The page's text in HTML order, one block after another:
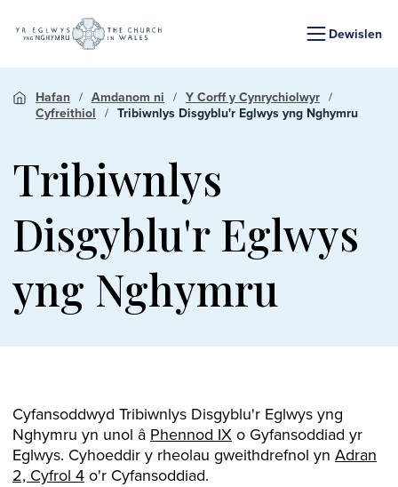
Dewislen
Hafan Amdanom ni
Y Corff y Cynrychiolwyr
Cyfreithiol
Tribiwnlys Disgyblu'r Eglwys yng Nghymru
Tribiwnlys
Disgyblu'r Eglwys
yng Nghymru
Cyfansoddwyd Tribiwnlys Disgyblu'r Eglwys yng
Nghymru yn unol â Phennod IX o Gyfansoddiad yr
Eglwys. Cyhoeddir y rheolau gweithdrefnol yn Adran
2, Cyfrol 4 o'r Cyfansoddiad.